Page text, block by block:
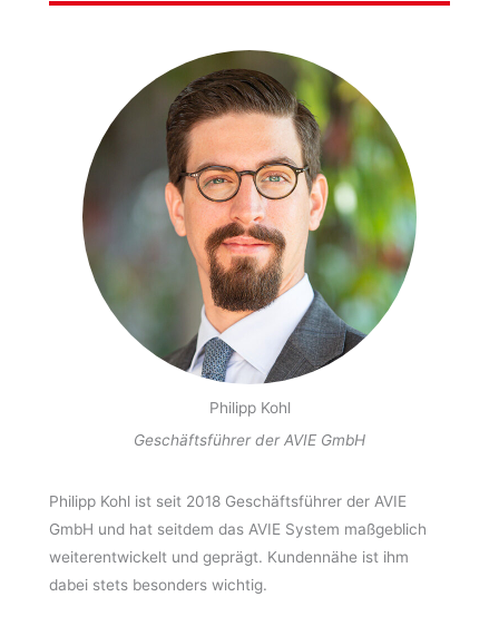
Philipp Kohl
Geschäftsführer der AVIE GmbH
Philipp Kohl ist seit 2018 Geschäftsführer der AVIE
GmbH und hat seitdem das AVIE System maßgeblich
weiterentwickelt und geprägt. Kundennähe ist ihm
dabei stets besonders wichtig.